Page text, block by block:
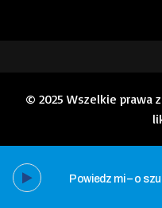
© 2025 Wszelkie prawa